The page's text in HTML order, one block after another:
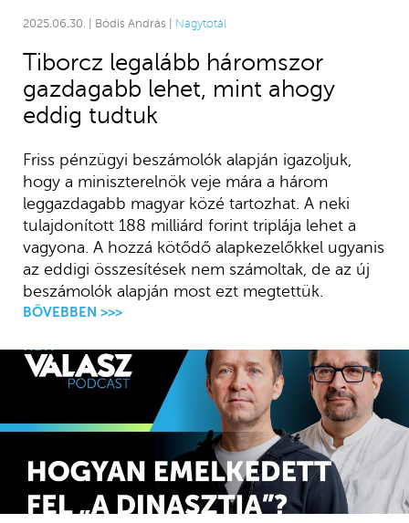
2025.06.30. | Bódis András | Nagytotál
Tiborcz legalább háromszor
gazdagabb lehet, mint ahogy
eddig tudtuk
Friss pénzügyi beszámolók alapján igazoljuk,
hogy a miniszterelnök veje mára a három
leggazdagabb magyar közé tartozhat. A neki
tulajdonított 188 milliárd forint triplája lehet a
vagyona. A hozzá kötődő alapkezelőkkel ugyanis
az eddigi összesítések nem számoltak, de az új
beszámolók alapján most ezt megtettük.
BŐVEBBEN >>>